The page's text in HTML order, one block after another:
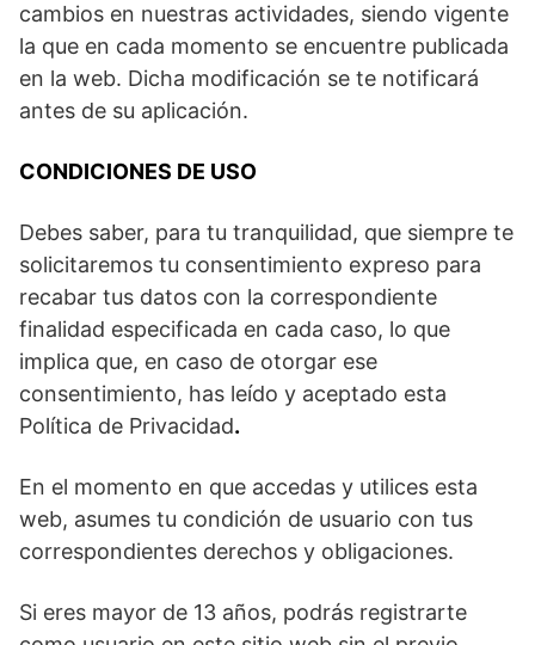
cambios en nuestras actividades, siendo vigente
la que en cada momento se encuentre publicada
en la web. Dicha modificación se te notificará
antes de su aplicación.
CONDICIONES DE USO
Debes saber, para tu tranquilidad, que siempre te
solicitaremos tu consentimiento expreso para
recabar tus datos con la correspondiente
finalidad especificada en cada caso, lo que
implica que, en caso de otorgar ese
consentimiento, has leído y aceptado esta
Política de Privacidad.
En el momento en que accedas y utilices esta
web, asumes tu condición de usuario con tus
correspondientes derechos y obligaciones.
Si eres mayor de 13 años, podrás registrarte